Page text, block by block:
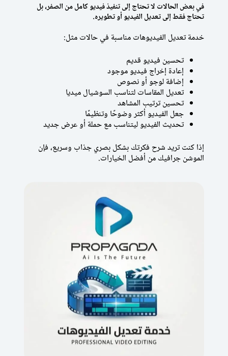
في بعض الحالات لا تحتاج إلى تنفيذ فيديو كامل من الصفر، بل
تحتاج فقط إلى تعديل الفيديو أو تطويره.
خدمة تعديل الفيديوهات مناسبة في حالات مثل:
تحسين فيديو قديم
إعادة إخراج فيديو موجود
إضافة لوجو أو نصوص
تعديل المقاسات لتناسب السوشيال ميديا
تحسين ترتيب المشاهد
جعل الفيديو أكثر وضوحًا وتنظيمًا
تحديث الفيديو ليتناسب مع حملة أو عرض جديد
إذا كنت تريد شرح فكرتك بشكل بصري جذاب وسريع، فإن
الموشن جرافيك من أفضل الخيارات.